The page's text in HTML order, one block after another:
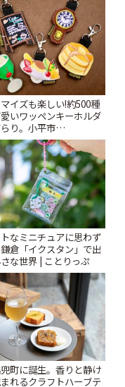
イズも楽しい!約500種
いワッペンキーホルダ
り。小平市
T&K」 | ことりっ
なミニチュアに思わず
倉「イクスタン」で出
な世界 | ことりっぷ
町に誕生。香りと静け
れるクラフトハーブテ